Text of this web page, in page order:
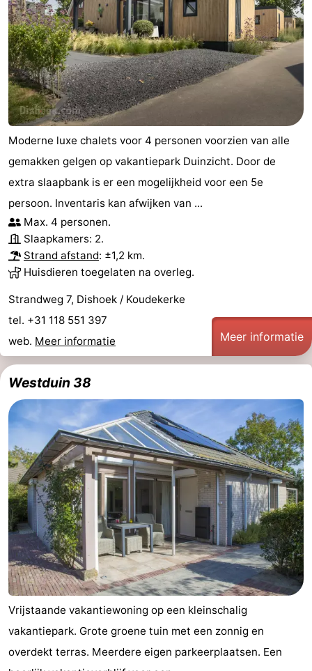
Bruinisse
-
Zierikzee
-
Natuur
Oosterschelde
-
Burgh
Haamstede
-
Natuur
Kop
Schouwen
Walcheren
-
Natuur
Oranjezon
-
Oostkapelle
-
de
Mantelingen
Domburg
-
Westkapelle
-
Zoutelande
-
Natuur
Walcherse
bos
-
Vlissingen
-
Middelburg
Zeeuws-
Vlaanderen
-
Nieuwvliet
Sluis
-
Cadzand
-
Natuur
Het
Weer
Contact
Moderne luxe chalets voor 4 personen voorzien van alle
gemakken gelgen op vakantiepark Duinzicht. Door de
extra slaapbank is er een mogelijkheid voor een 5e
persoon. Inventaris kan afwijken van ...
Max. 4 personen.
Slaapkamers: 2.
Strand afstand: ±1,2 km.
Huisdieren toegelaten na overleg.
Strandweg 7, Dishoek / Koudekerke
tel. +31 118 551 397
web. Meer informatie Meer informatie
Westduin 38
Vrijstaande vakantiewoning op een kleinschalig
vakantiepark. Grote groene tuin met een zonnig en
overdekt terras. Meerdere eigen parkeerplaatsen. Een